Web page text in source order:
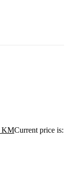
KMCurrent price is: